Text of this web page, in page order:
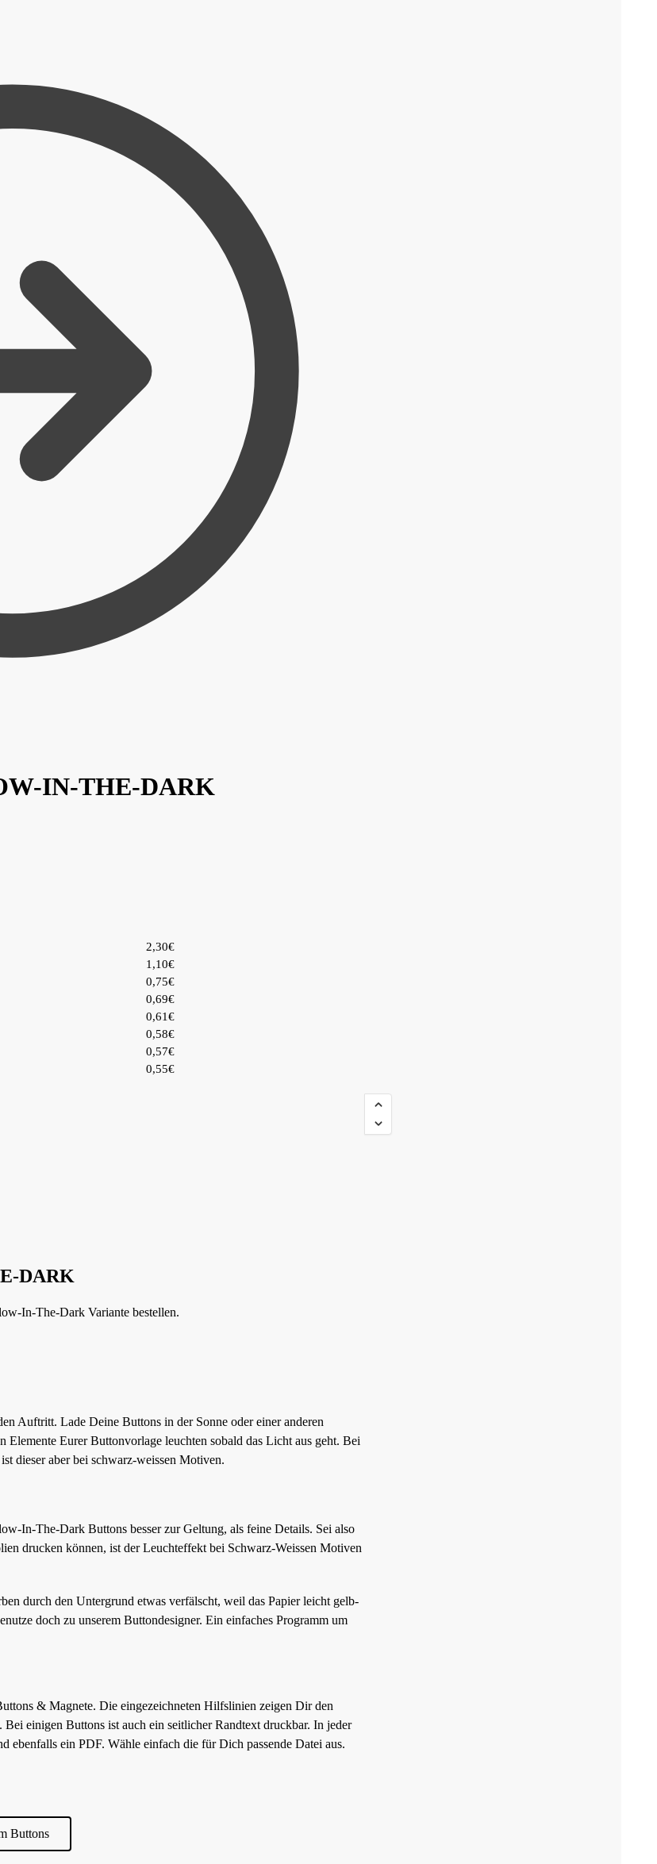
IN-THE-DARK
2,30€
1,10€
0,75€
0,69€
0,61€
0,58€
0,57€
0,55€
DARK
In-The-Dark Variante bestellen.
Auftritt. Lade Deine Buttons in der Sonne oder einer anderen
Eurer Buttonvorlage leuchten sobald das Licht aus geht. Bei
dieser aber bei schwarz-weissen Motiven.
In-The-Dark Buttons besser zur Geltung, als feine Details. Sei also
drucken können, ist der Leuchteffekt bei Schwarz-Weissen Motiven
durch den Untergrund etwas verfälscht, weil das Papier leicht gelb-
doch zu unserem Buttondesigner. Ein einfaches Programm um
& Magnete. Die eingezeichneten Hilfslinien zeigen Dir den
einigen Buttons ist auch ein seitlicher Randtext druckbar. In jeder
ein PDF. Wähle einfach die für Dich passende Datei aus.
Buttons